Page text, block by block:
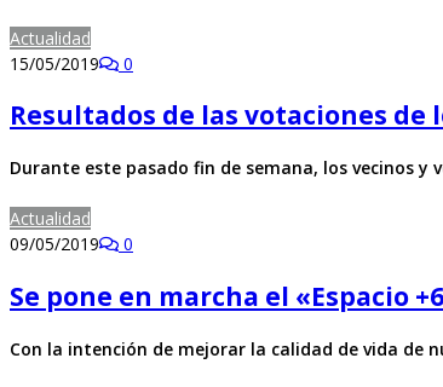
Actualidad
15/05/2019
0
Resultados de las votaciones
Durante este pasado fin de semana, los vecinos
Actualidad
09/05/2019
0
Se pone en marcha el «Espacio
Con la intención de mejorar la calidad de vida de